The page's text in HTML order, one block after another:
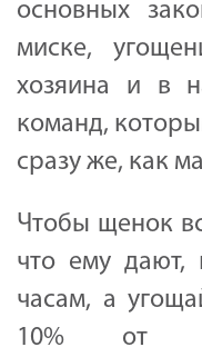
основных
миске,
хозяина и в
команд,
сразу же, как
Чтобы щенок
что ему дают,
часам, а
10% от